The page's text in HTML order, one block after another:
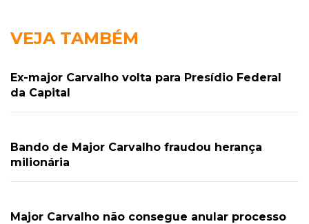
VEJA TAMBÉM
Ex-major Carvalho volta para Presídio Federal
da Capital
Bando de Major Carvalho fraudou herança
milionária
Major Carvalho não consegue anular processo